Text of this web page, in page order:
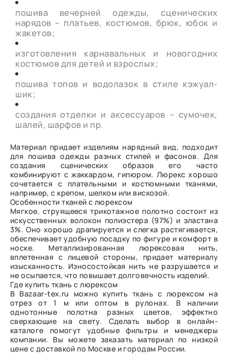
пошива вечерней одежды, сценических
нарядов – платьев, костюмов, брюк, юбок и
жакетов;
изготовления карнавальных и новогодних
костюмов для детей и взрослых;
пошива топов и водолазок в стиле кэжуал-
шик;
создания отделки и аксессуаров – сумочек,
шалей, шарфов и пр.
Материал придает изделиям нарядный вид, подходит
для пошива одежды разных стилей и фасонов. Для
создания сценических образов его часто
комбинируют с жаккардом, гипюром. Люрекс хорошо
сочетается с плательными и костюмными тканями,
например, с крепом, шелком или вискозой.
Особенности тканей с люрексом
Мягкое, струящееся трикотажное полотно состоит из
искусственных волокон полиэстера (97%) и эластана
3%. Оно хорошо драпируется и слегка растягивается,
обеспечивает удобную посадку по фигуре и комфорт в
носке. Металлизированная люрексовая нить,
вплетенная с лицевой стороны, придает материалу
изысканность. Износостойкая нить не разрушается и
не осыпается, что повышает долговечность изделий.
Где купить ткань с люрексом
В Bazaar-tex.ru можно купить ткань с люрексом на
отрез от 1 м или оптом в рулонах. В наличии
однотонные полотна разных цветов, эффектно
сверкающие на свету. Сделать выбор в онлайн-
каталоге помогут удобные фильтры и менеджеры
компании. Вы можете заказать материал по низкой
цене с доставкой по Москве и городам России.